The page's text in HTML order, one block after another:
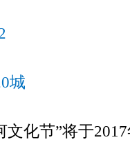
城
文化节”将于